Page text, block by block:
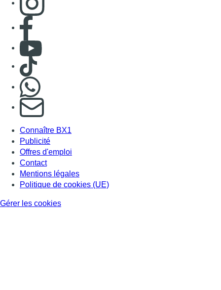
Consulter page Facebook
Consulter Youtube
Consulter TikTok
S'abonner à notre newsletter
Connaître BX1
Publicité
Offres d'emploi
Contact
Mentions légales
Politique de cookies (UE)
Gérer les cookies